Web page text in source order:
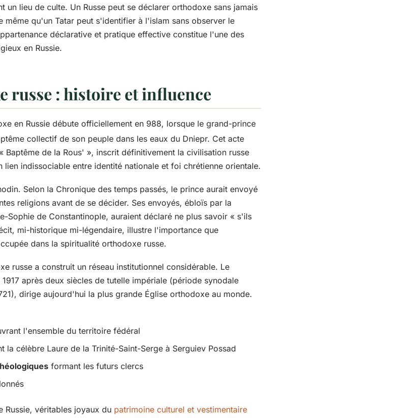
un lieu de culte. Un Russe peut se déclarer orthodoxe sans jamais
même qu'un Tatar peut s'identifier à l'islam sans observer le
déclarative et pratique effective constitue l'une des
en Russie.
russe : histoire et influence
en Russie débute officiellement en 988, lorsque le grand-prince
collectif de son peuple dans les eaux du Dniepr. Cet acte
Baptême de la Rous' », inscrit définitivement la civilisation russe
indissociable entre identité nationale et foi chrétienne orientale.
Selon la Chronique des temps passés, le prince aurait envoyé
religions avant de se décider. Ses envoyés, ébloïs par la
Sophie de Constantinople, auraient déclaré ne plus savoir « s'ils
mi-historique mi-légendaire, illustre l'importance que
dans la spiritualité orthodoxe russe.
russe a construit un réseau institutionnel considérable. Le
après deux siècles de tutelle impériale (période synodale
dirige aujourd'hui la plus grande Église orthodoxe au monde.
l'ensemble du territoire fédéral
la célèbre Laure de la Trinité-Saint-Serge à Serguiev Possad
formant les futurs clercs
Russie, véritables joyaux du patrimoine culturel et vestimentaire